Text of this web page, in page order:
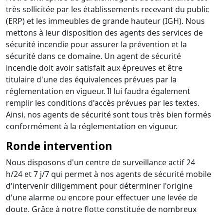
très sollicitée par les établissements recevant du public
(ERP) et les immeubles de grande hauteur (IGH). Nous
mettons à leur disposition des agents des services de
sécurité incendie pour assurer la prévention et la
sécurité dans ce domaine. Un agent de sécurité
incendie doit avoir satisfait aux épreuves et être
titulaire d'une des équivalences prévues par la
réglementation en vigueur. Il lui faudra également
remplir les conditions d'accès prévues par les textes.
Ainsi, nos agents de sécurité sont tous très bien formés
conformément à la réglementation en vigueur.
Ronde intervention
Nous disposons d'un centre de surveillance actif 24
h/24 et 7 j/7 qui permet à nos agents de sécurité mobile
d'intervenir diligemment pour déterminer l'origine
d'une alarme ou encore pour effectuer une levée de
doute. Grâce à notre flotte constituée de nombreux